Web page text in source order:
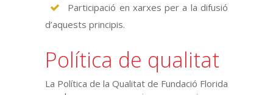
Participació en xarxes per a la difusió
d’aquests principis.
Política de qualitat
La Política de la Qualitat de Fundació Florida